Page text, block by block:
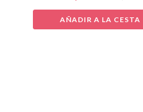
AÑADIR A LA CESTA